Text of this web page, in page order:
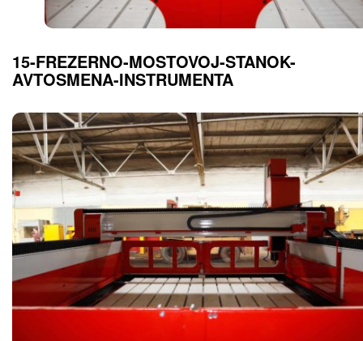
15-FREZERNO-MOSTOVOJ-STANOK-
AVTOSMENA-INSTRUMENTA